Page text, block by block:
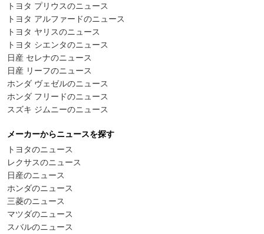
トヨタ プリウスのニュース
トヨタ アルファードのニュース
トヨタ ヤリスのニュース
トヨタ シエンタのニュース
日産 セレナのニュース
日産 リーフのニュース
ホンダ ヴェゼルのニュース
ホンダ フリードのニュース
スズキ ジムニーのニュース
メーカーからニュースを探す
トヨタのニュース
レクサスのニュース
日産のニュース
ホンダのニュース
三菱のニュース
マツダのニュース
スバルのニュース